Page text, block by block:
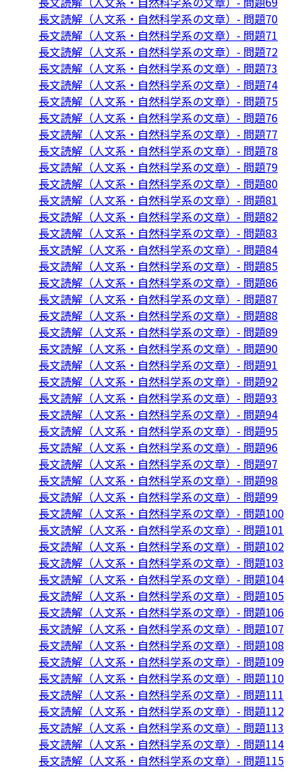
長文読解（人文系・自然科学系の文章）- 問題70
長文読解（人文系・自然科学系の文章）- 問題71
長文読解（人文系・自然科学系の文章）- 問題72
長文読解（人文系・自然科学系の文章）- 問題73
長文読解（人文系・自然科学系の文章）- 問題74
長文読解（人文系・自然科学系の文章）- 問題75
長文読解（人文系・自然科学系の文章）- 問題76
長文読解（人文系・自然科学系の文章）- 問題77
長文読解（人文系・自然科学系の文章）- 問題78
長文読解（人文系・自然科学系の文章）- 問題79
長文読解（人文系・自然科学系の文章）- 問題80
長文読解（人文系・自然科学系の文章）- 問題81
長文読解（人文系・自然科学系の文章）- 問題82
長文読解（人文系・自然科学系の文章）- 問題83
長文読解（人文系・自然科学系の文章）- 問題84
長文読解（人文系・自然科学系の文章）- 問題85
長文読解（人文系・自然科学系の文章）- 問題86
長文読解（人文系・自然科学系の文章）- 問題87
長文読解（人文系・自然科学系の文章）- 問題88
長文読解（人文系・自然科学系の文章）- 問題89
長文読解（人文系・自然科学系の文章）- 問題90
長文読解（人文系・自然科学系の文章）- 問題91
長文読解（人文系・自然科学系の文章）- 問題92
長文読解（人文系・自然科学系の文章）- 問題93
長文読解（人文系・自然科学系の文章）- 問題94
長文読解（人文系・自然科学系の文章）- 問題95
長文読解（人文系・自然科学系の文章）- 問題96
長文読解（人文系・自然科学系の文章）- 問題97
長文読解（人文系・自然科学系の文章）- 問題98
長文読解（人文系・自然科学系の文章）- 問題99
長文読解（人文系・自然科学系の文章）- 問題100
長文読解（人文系・自然科学系の文章）- 問題101
長文読解（人文系・自然科学系の文章）- 問題102
長文読解（人文系・自然科学系の文章）- 問題103
長文読解（人文系・自然科学系の文章）- 問題104
長文読解（人文系・自然科学系の文章）- 問題105
長文読解（人文系・自然科学系の文章）- 問題106
長文読解（人文系・自然科学系の文章）- 問題107
長文読解（人文系・自然科学系の文章）- 問題108
長文読解（人文系・自然科学系の文章）- 問題109
長文読解（人文系・自然科学系の文章）- 問題110
長文読解（人文系・自然科学系の文章）- 問題111
長文読解（人文系・自然科学系の文章）- 問題112
長文読解（人文系・自然科学系の文章）- 問題113
長文読解（人文系・自然科学系の文章）- 問題114
長文読解（人文系・自然科学系の文章）- 問題115